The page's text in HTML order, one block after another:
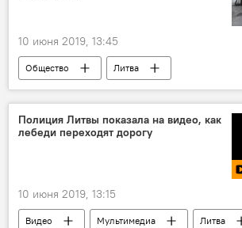
10 июня 2019, 13:45
Общество
Литва
численность населения
Полиция Литвы показала на видео, как
лебеди переходят дорогу
10 июня 2019, 13:15
Видео Мультимедиа
Литва